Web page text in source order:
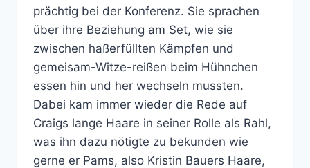
prächtig bei der Konferenz. Sie sprachen
über ihre Beziehung am Set, wie sie
zwischen haßerfüllten Kämpfen und
gemeisam-Witze-reißen beim Hühnchen
essen hin und her wechseln mussten.
Dabei kam immer wieder die Rede auf
Craigs lange Haare in seiner Rolle als Rahl,
was ihn dazu nötigte zu bekunden wie
gerne er Pams, also Kristin Bauers Haare,